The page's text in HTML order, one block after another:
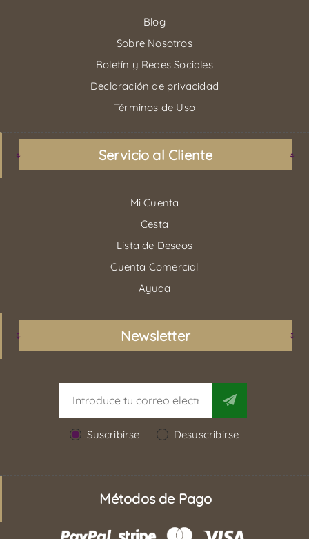
Blog
Sobre Nosotros
Boletín y Redes Sociales
Declaración de privacidad
Términos de Uso
Servicio al Cliente
Mi Cuenta
Cesta
Lista de Deseos
Cuenta Comercial
Ayuda
Newsletter
Suscribirse Desuscribirse
Métodos de Pago